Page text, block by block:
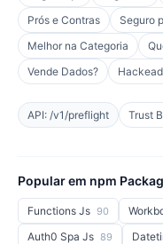
Prós e Contras
Seguro
Melhor na Categoria
Vende Dados?
API: /v1/preflight Trust
Popular em npm
Functions Js 90
Auth0 Spa Js 89